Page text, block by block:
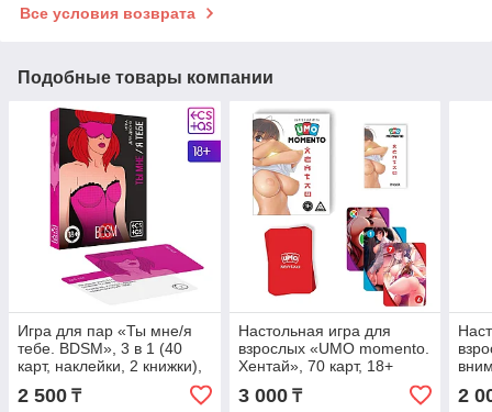
Все условия возврата
Подобные товары компании
Игра для пар «Ты мне/я
тебе. BDSM», 3 в 1 (40
карт, наклейки, 2 книжки),
2 500 ₸
Настольная игра для
взрослых «UMO momento.
Хентай», 70 карт, 18+
3 000₸ 2